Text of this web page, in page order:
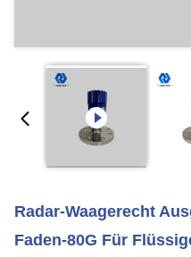
Radar-Waagerecht
Faden-80G Für